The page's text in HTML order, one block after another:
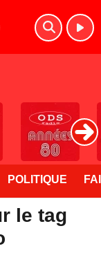
POLITIQUE
le tag